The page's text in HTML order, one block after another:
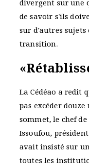
divergent sur une
de savoir s'ils
sur d'autres sujets
transition.
La Cédéao a redit
pas excéder
sommet, le chef
Issoufou,
avait insisté sur
toutes les